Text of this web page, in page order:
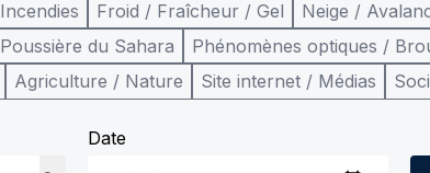
Froid / Fraîcheur / Gel
Neige /
Poussière du Sahara
Phénomènes optiques /
Agriculture / Nature Site internet / Médias
Date